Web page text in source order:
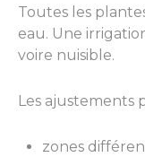
Toutes les
eau. Une
voire nuisible.
Les ajustements
zones